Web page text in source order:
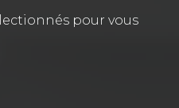
pour vous